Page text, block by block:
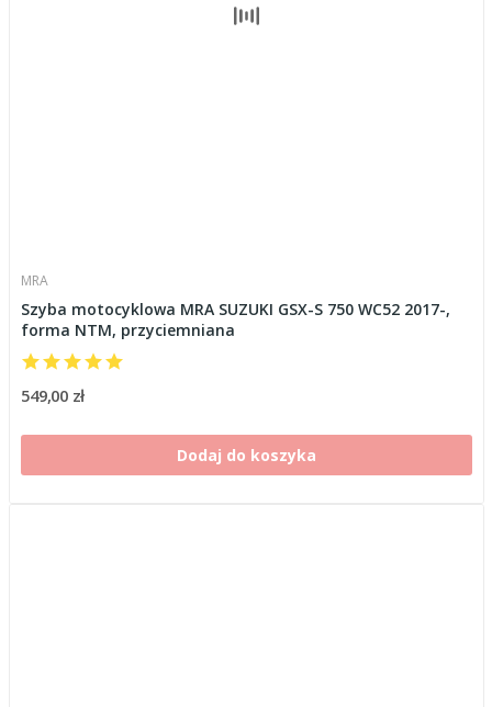
MRA
Szyba motocyklowa MRA SUZUKI GSX-S 750 WC52 2017-,
forma NTM, przyciemniana
549,00 zł
Dodaj do koszyka